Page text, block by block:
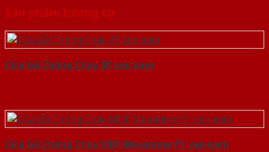
Sản phẩm tương tự
Cửa Gỗ Chống Cháy 2P son xam
Cửa Gỗ Chống Cháy MDF Melamine P1 van kem